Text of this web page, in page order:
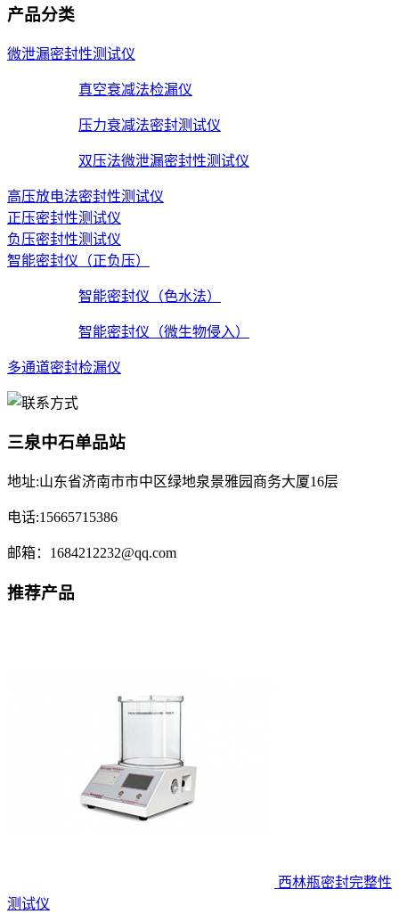
产品分类
微泄漏密封性测试仪
真空衰减法检漏仪
压力衰减法密封测试仪
双压法微泄漏密封性测试仪
高压放电法密封性测试仪
正压密封性测试仪
负压密封性测试仪
智能密封仪（正负压）
智能密封仪（色水法）
智能密封仪（微生物侵入）
多通道密封检漏仪
三泉中石单品站
地址:山东省济南市市中区绿地泉景雅园商务大厦16层
电话:15665715386
邮箱：1684212232@qq.com
推荐产品
西林瓶密封完整性
测试仪